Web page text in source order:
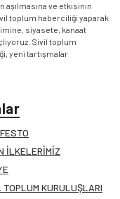
ve etkisinin
toplum haberciliği yaparak
siyasete, kanaat
Sivil toplum
yeni tartışmalar
İLKELERİMİZ
KURULUŞLARI